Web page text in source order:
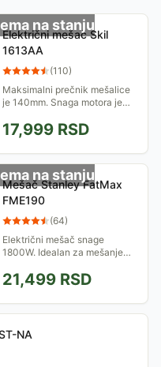
na stanju
Električni mešač Skil
1613AA
(110)
Maksimalni prečnik mešalice
je 140mm. Snaga motora je
brzinom rada.
17,999 RSD
na stanju
Mešač Stanley FatMax
FME190
(64)
Električni mešač snage
1800W. Idealan za mešanje
stiropor ili tapete...
21,499 RSD
NA